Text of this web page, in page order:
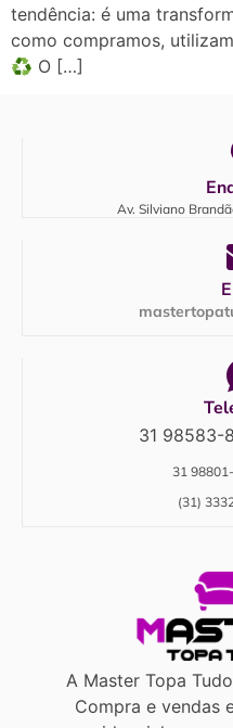
tendência: é uma
como compramos,
♻️ O […]
Av. Silviano
31 98583-
31
(31)
A Master Topa
Compra e vendas